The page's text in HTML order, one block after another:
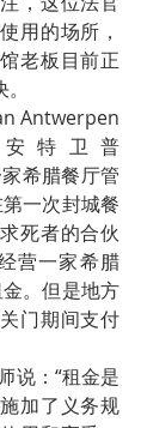
用的场所，
老板目前正
Antwerpen
特卫普
希腊餐厅管
一次封城餐
死者的合伙
营一家希腊
。但是地方
门期间支付
说：“租金是
加了义务规